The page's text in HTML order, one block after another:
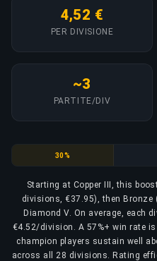
4,52 €
PER DIVISIONE
~3
PARTITE/DIV
Copper
30%
Starting at Copper III, this
divisions, €37.95), then
Diamond V. On average, each
€4.52/division. A 57%+ win rate
champion players sustain well
across all 28 divisions. Rating